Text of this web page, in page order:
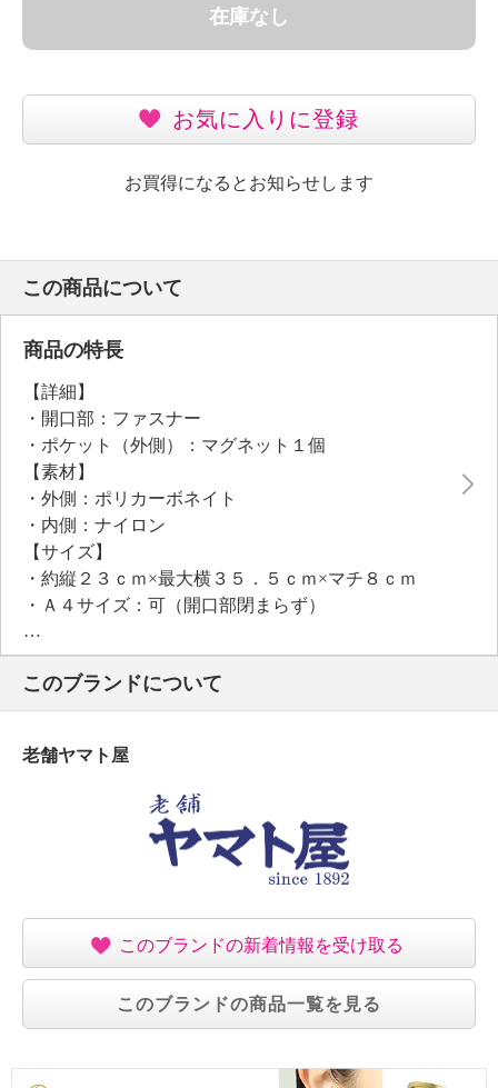
在庫なし
お気に入りに登録
お買得になるとお知らせします
この商品について
商品の特長
【詳細】
・開口部：ファスナー
・ポケット（外側）：マグネット１個
【素材】
・外側：ポリカーボネイト
・内側：ナイロン
【サイズ】
・約縦２３ｃｍ×最大横３５．５ｃｍ×マチ８ｃｍ
・Ａ４サイズ：可（開口部閉まらず）
【重さ】
・約１７０ｇ
【個体差あり】
・個体差あり
・日本製
このブランドについて
老舗ヤマト屋
このブランドの新着情報を受け取る
このブランドの商品一覧を見る